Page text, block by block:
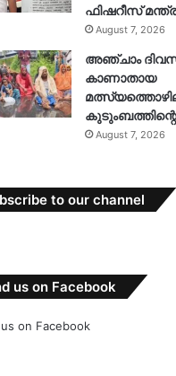
ഫിഷറീസ്
August 7, 2026
അഞ്ചാം
കാണാതായ
August 7, 2026
to our channel
us on Facebook
on Facebook